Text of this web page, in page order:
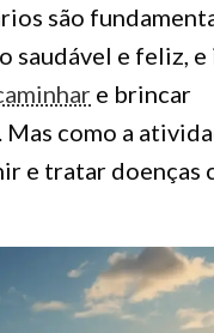
são
saudável e feliz, e
e brincar
como a
e tratar doenças